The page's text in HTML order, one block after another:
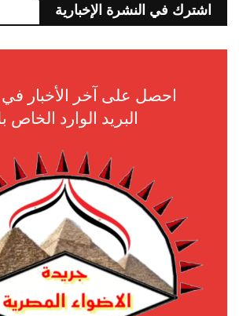
اشترك في النشرة الإخبارية
احصل على آخر الأخبار
البريد الوارد الخاص